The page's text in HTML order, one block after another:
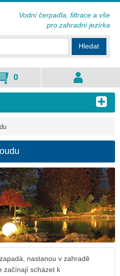
nastanou v zahradě
začínají scházet k
Hledat
0
Vodní čerpadla, filtrace a vše
pro zahradní jezírka